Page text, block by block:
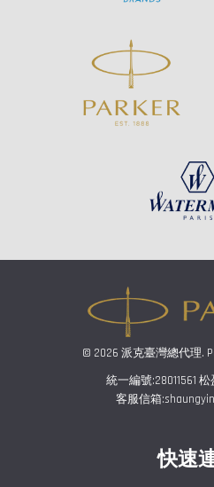
© 2026 派克臺灣總代理.
統一編號:28011561
客服信箱
快速